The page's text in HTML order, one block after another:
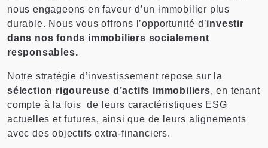
nous engageons en faveur d’un immobilier plus
durable. Nous vous offrons l’opportunité d’investir
dans nos fonds immobiliers socialement
responsables.
Notre stratégie d’investissement repose sur la
sélection rigoureuse d’actifs immobiliers, en tenant
compte à la fois de leurs caractéristiques ESG
actuelles et futures, ainsi que de leurs alignements
avec des objectifs extra-financiers.